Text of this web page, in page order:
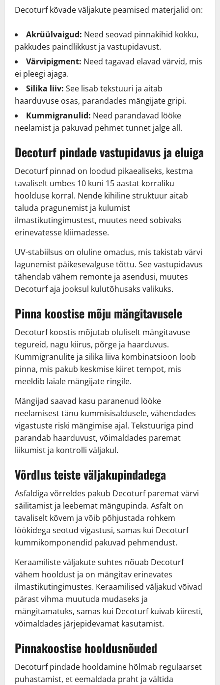
Decoturf kõvade väljakute peamised materjalid on:
Akrüülvaigud: Need seovad pinnakihid kokku,
pakkudes paindlikkust ja vastupidavust.
Värvipigment: Need tagavad elavad värvid, mis
ei pleegi ajaga.
Silika liiv: See lisab tekstuuri ja aitab
haarduvuse osas, parandades mängijate gripi.
Kummigranulid: Need parandavad lööke
neelamist ja pakuvad pehmet tunnet jalge all.
Decoturf pindade vastupidavus ja eluiga
Decoturf pinnad on loodud pikaealiseks, kestma
tavaliselt umbes 10 kuni 15 aastat korraliku
hoolduse korral. Nende kihiline struktuur aitab
taluda pragunemist ja kulumist
ilmastikutingimustest, muutes need sobivaks
erinevatesse kliimadesse.
UV-stabiilsus on oluline omadus, mis takistab värvi
lagunemist päikesevalguse tõttu. See vastupidavus
tähendab vähem remonte ja asendusi, muutes
Decoturf aja jooksul kulutõhusaks valikuks.
Pinna koostise mõju mängitavusele
Decoturf koostis mõjutab oluliselt mängitavuse
tegureid, nagu kiirus, põrge ja haarduvus.
Kummigranulite ja silika liiva kombinatsioon loob
pinna, mis pakub keskmise kiiret tempot, mis
meeldib laiale mängijate ringile.
Mängijad saavad kasu paranenud lööke
neelamisest tänu kummisisaldusele, vähendades
vigastuste riski mängimise ajal. Tekstuuriga pind
parandab haarduvust, võimaldades paremat
liikumist ja kontrolli väljakul.
Võrdlus teiste väljakupindadega
Asfaldiga võrreldes pakub Decoturf paremat värvi
säilitamist ja leebemat mängupinda. Asfalt on
tavaliselt kõvem ja võib põhjustada rohkem
löökidega seotud vigastusi, samas kui Decoturf
kummikomponendid pakuvad pehmendust.
Keraamiliste väljakute suhtes nõuab Decoturf
vähem hooldust ja on mängitav erinevates
ilmastikutingimustes. Keraamilised väljakud võivad
pärast vihma muutuda mudaseks ja
mängitamatuks, samas kui Decoturf kuivab kiiresti,
võimaldades järjepidevamat kasutamist.
Pinnakoostise hooldusnõuded
Decoturf pindade hooldamine hõlmab regulaarset
puhastamist, et eemaldada praht ja vältida